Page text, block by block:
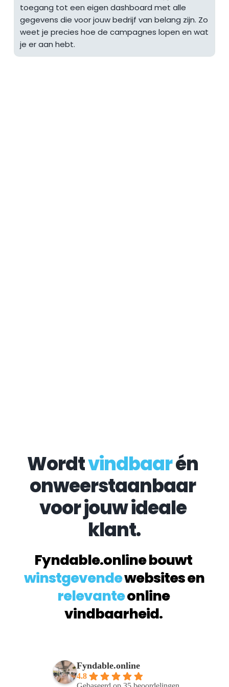
maken.
je de basis voor een succesvolle online marketing
campagne.
toegang tot een eigen dashboard met alle
gegevens die voor jouw bedrijf van belang zijn. Zo
weet je precies hoe de campagnes lopen en wat
je er aan hebt.
Wordt vindbaar én
onweerstaanbaar
voor jouw ideale
klant.
Fyndable.online bouwt
winstgevende
websites en
relevante online
vindbaarheid.
Fyndable.online
4.8